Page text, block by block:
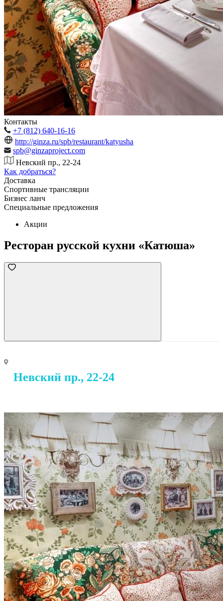
Контакты
+7 (812) 640-16-16
http://ginza.ru/spb/restaurant/katyusha
spb@ginzaproject.com
Невский пр., 22-24
Как добраться?
Доставка
Спортивные трансляции
Бизнес ланч
Специальные предложения
Акции
Ресторан русской кухни «Катюша»
Невский пр., 22-24